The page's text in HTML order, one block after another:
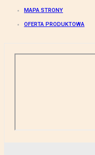
MAPA STRONY
OFERTA PRODUKTOWA